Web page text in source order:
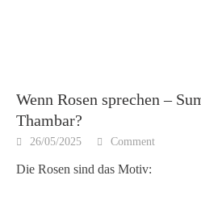
Wenn Rosen sprechen –
Thambar?
26/05/2025 Comment
Die Rosen sind das Motiv: